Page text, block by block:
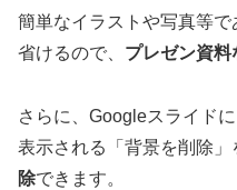
簡単なイラストや写真等
省けるので、 プレゼン資
さらに、Googleスライド
表示される「背景を削除」
除できます。